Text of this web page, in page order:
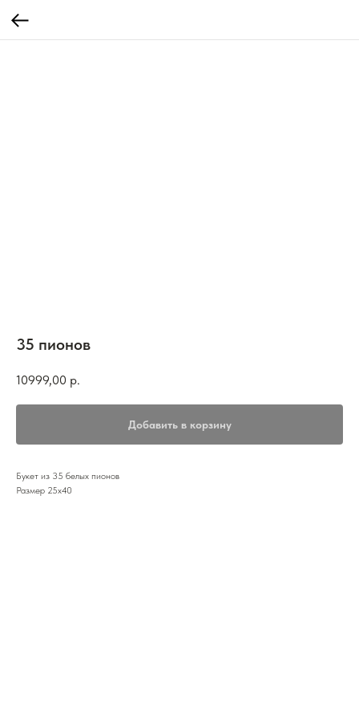
35 пионов
10999,00 р.
Добавить в корзину
Букет из 35 белых пионов
Размер 25х40